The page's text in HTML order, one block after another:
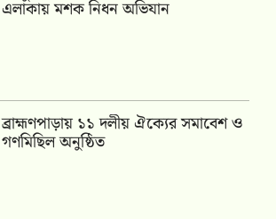
এলাকায় মশক নিধন অভিযান
‎ব্রাহ্মণপাড়ায় ১১ দলীয় ঐক্যের সমাবেশ ও
গণমিছিল অনুষ্ঠিত